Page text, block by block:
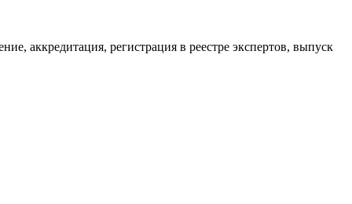
аккредитация, регистрация в реестре экспертов, выпуск